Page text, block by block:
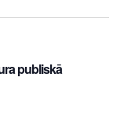
publiskā